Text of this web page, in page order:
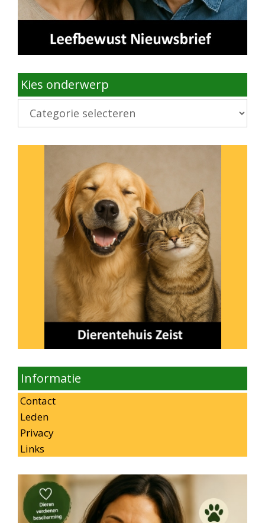
Kies onderwerp
Kies
onderwerp
Informatie
Contact
Leden
Privacy
Links